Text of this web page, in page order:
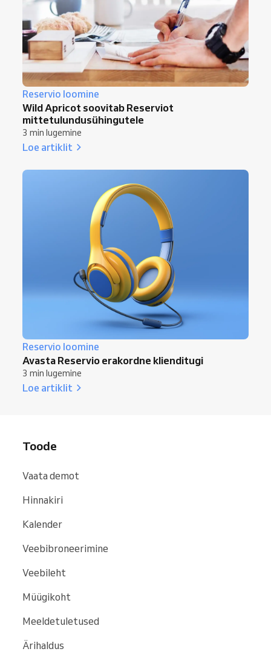
Reservio loomine
Wild Apricot soovitab Reserviot
mittetulundusühingutele
3 min lugemine
Loe artiklit
Reservio loomine
Avasta Reservio erakordne klienditugi
3 min lugemine
Loe artiklit
Toode
Vaata demot
Hinnakiri
Kalender
Veebibroneerimine
Veebileht
Müügikoht
Meeldetuletused
Ärihaldus